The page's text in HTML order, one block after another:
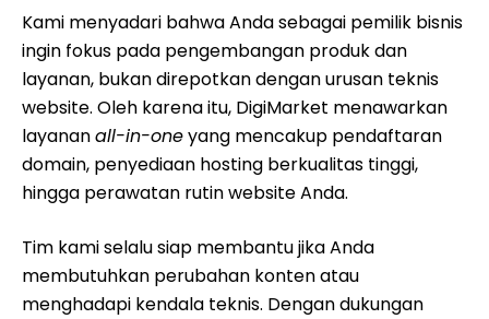
Kami menyadari bahwa Anda sebagai pemilik bisnis
ingin fokus pada pengembangan produk dan
layanan, bukan direpotkan dengan urusan teknis
website. Oleh karena itu, DigiMarket menawarkan
layananall-in-oneyang mencakup pendaftaran
domain, penyediaan hosting berkualitas tinggi,
hingga perawatan rutin website Anda.
Tim kami selalu siap membantu jika Anda
membutuhkan perubahan konten atau
menghadapi kendala teknis. Dengan dukungan